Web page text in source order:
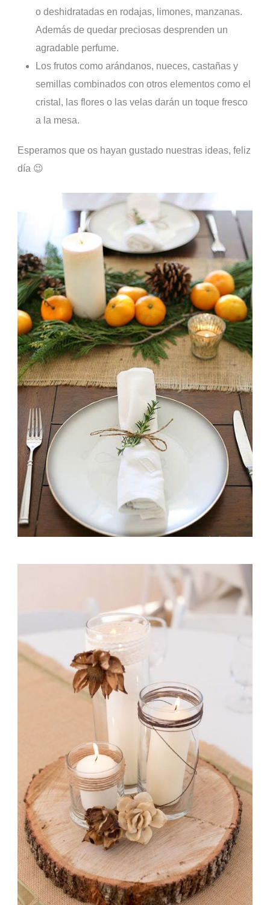
o deshidratadas en rodajas, limones, manzanas.
Además de quedar preciosas desprenden un
agradable perfume.
Los frutos como arándanos, nueces, castañas y
semillas combinados con otros elementos como el
cristal, las flores o las velas darán un toque fresco
a la mesa.
Esperamos que os hayan gustado nuestras ideas, feliz
día 😉